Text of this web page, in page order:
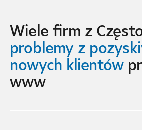
Wiele firm z
problemy z
nowych klientów
www